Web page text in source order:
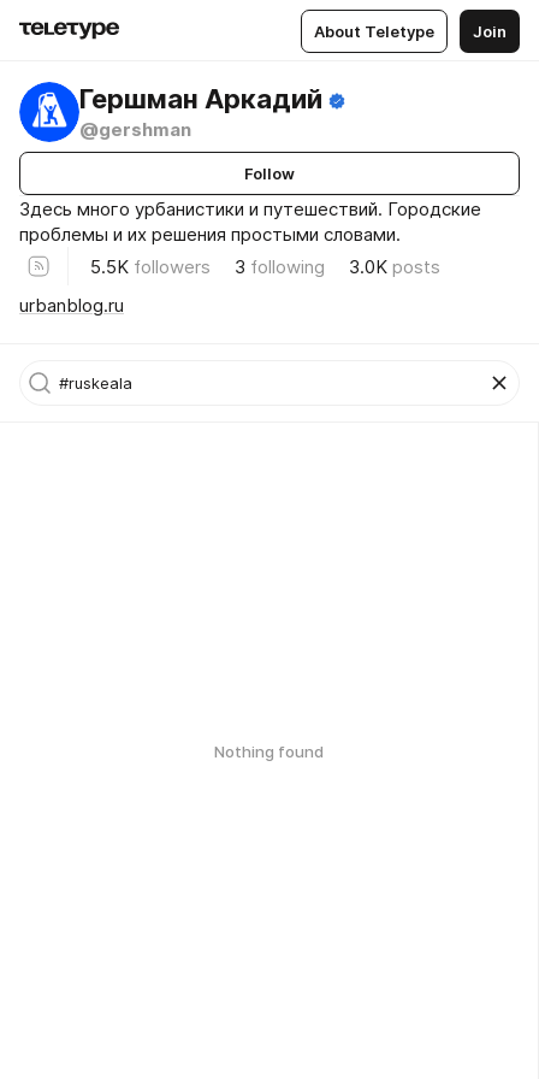
About Teletype Join
Гершман Аркадий
@gershman
Follow
Здесь много урбанистики и путешествий. Городские
проблемы и их решения простыми словами.
5.5K followers 3 following 3.0K posts
urbanblog.ru
Nothing found